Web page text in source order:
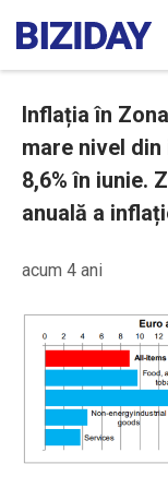
Inflația în
mare nivel din
8,6% în iunie.
anuală a
acum 4 ani